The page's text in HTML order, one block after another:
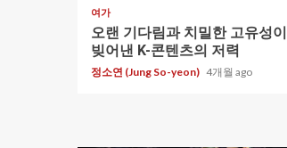
여가
오랜 기다림과 치밀한 고유성이
빚어낸 K-콘텐츠의 저력
정소연 (Jung So-yeon) 4개월 ago